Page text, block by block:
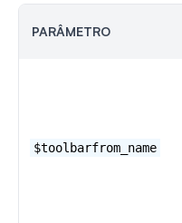
PARÂMETRO
$toolbarfrom_name